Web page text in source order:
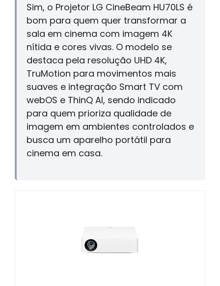
Sim, o Projetor LG CineBeam HU70LS é
bom para quem quer transformar a
sala em cinema com imagem 4K
nítida e cores vivas. O modelo se
destaca pela resolução UHD 4K,
TruMotion para movimentos mais
suaves e integração Smart TV com
webOS e ThinQ AI, sendo indicado
para quem prioriza qualidade de
imagem em ambientes controlados e
busca um aparelho portátil para
cinema em casa.